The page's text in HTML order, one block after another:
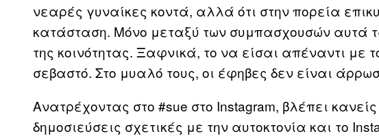
νεαρές γυναίκες κοντά, αλλά ότι στην πορεία
κατάσταση. Μόνο μεταξύ των συμπασχουσών αυτά
της κοινότητας. Ξαφνικά, το να είσαι απέναντι με
σεβαστό. Στο μυαλό τους, οι έφηβες δεν είναι
Ανατρέχοντας στο #sue στο Instagram, βλέπει
δημοσιεύσεις σχετικές με την αυτοκτονία και το